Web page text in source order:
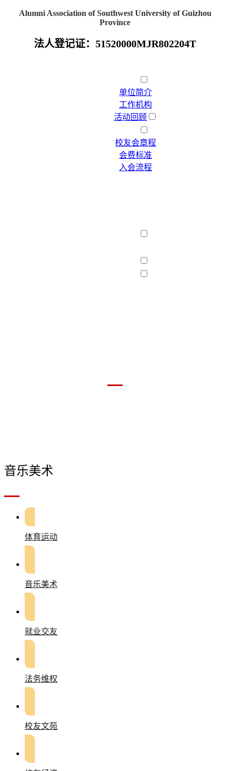
Alumni Association of Southwest University of Guizhou
Province
法人登记证：51520000MJR802204T
单位简介
工作机构
活动回顾
校友会章程
会费标准
入会流程
—
音乐美术
—
体育运动
音乐美术
就业交友
法务维权
校友文苑